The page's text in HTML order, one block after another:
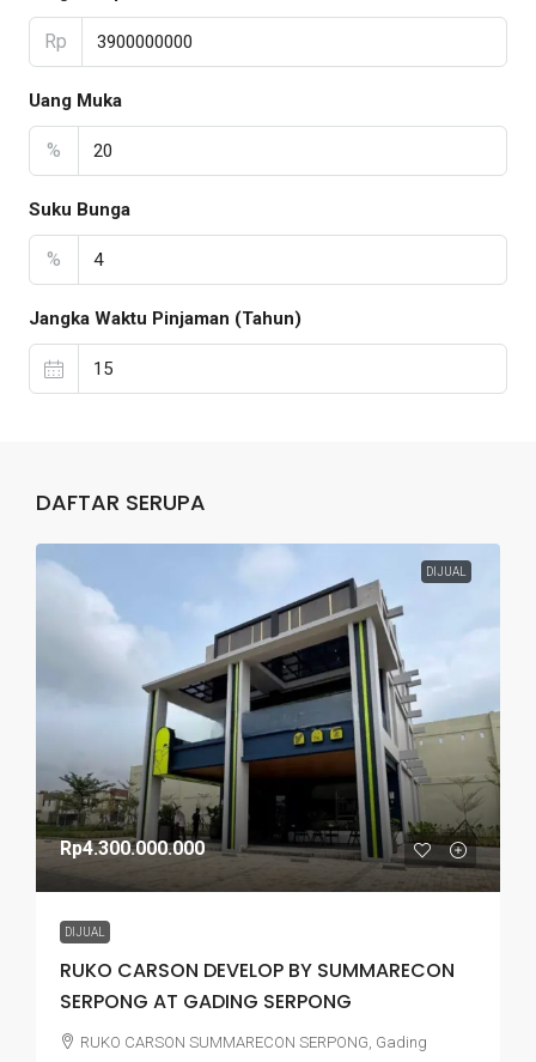
Rp
Uang Muka
%
Suku Bunga
%
Jangka Waktu Pinjaman (Tahun)
DAFTAR SERUPA
DIJUAL
Rp4.300.000.000
DIJUAL
RUKO CARSON DEVELOP BY SUMMARECON
SERPONG AT GADING SERPONG
RUKO CARSON SUMMARECON SERPONG, Gading